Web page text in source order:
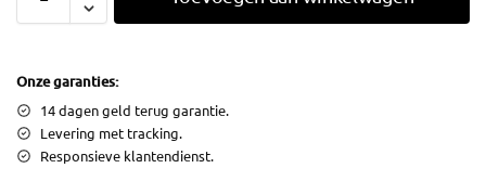
Onze garanties:
14 dagen geld terug garantie.
Levering met tracking.
Responsieve klantendienst.